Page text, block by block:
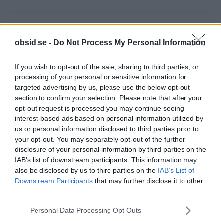
obsid.se - Do Not Process My Personal Information
If you wish to opt-out of the sale, sharing to third parties, or
processing of your personal or sensitive information for
targeted advertising by us, please use the below opt-out
section to confirm your selection. Please note that after your
opt-out request is processed you may continue seeing
interest-based ads based on personal information utilized by
us or personal information disclosed to third parties prior to
your opt-out. You may separately opt-out of the further
disclosure of your personal information by third parties on the
IAB’s list of downstream participants. This information may
also be disclosed by us to third parties on the IAB’s List of
Downstream Participants that may further disclose it to other
Please note that this website/app uses one or more Google
Personal Data Processing Opt Outs
Sebastian
Allt från personlig utveckling till sköna sneakers är intressant!
Kvalitetstid för mig är en kall, ljus, amerikansk öl i solen på en
uteservering, gärna "i goda vänners lag" om man nu skall
slänga in något klyschigt också.
5 Tidlösa Frisyrer För Män Som Aldrig Blir